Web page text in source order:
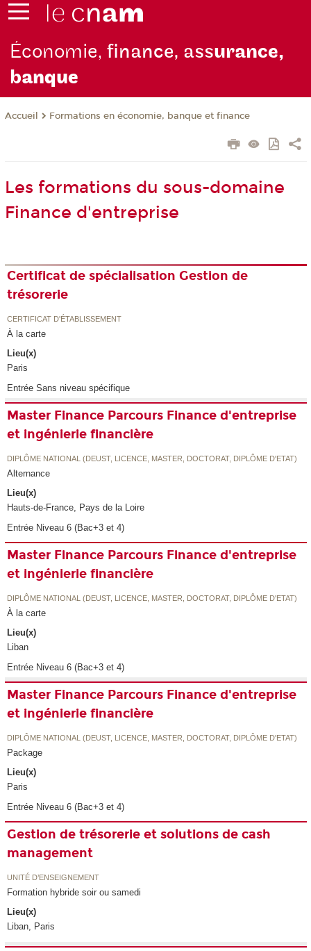
Économie,finance, assurance,
banque
Accueil Formations en économie, banque et finance
Les formations du sous-domaine
Finance d'entreprise
Certificat de spécialisation Gestion de
trésorerie
CERTIFICAT D'ÉTABLISSEMENT
À la carte
Lieu(x)
Paris
Entrée Sans niveau spécifique
Master Finance Parcours Finance d'entreprise
et ingénierie financière
DIPLÔME NATIONAL (DEUST, LICENCE, MASTER, DOCTORAT, DIPLÔME D'ETAT)
Alternance
Lieu(x)
Hauts-de-France, Pays de la Loire
Entrée Niveau 6 (Bac+3 et 4)
Master Finance Parcours Finance d'entreprise
et ingénierie financière
DIPLÔME NATIONAL (DEUST, LICENCE, MASTER, DOCTORAT, DIPLÔME D'ETAT)
À la carte
Lieu(x)
Liban
Entrée Niveau 6 (Bac+3 et 4)
Master Finance Parcours Finance d'entreprise
et ingénierie financière
DIPLÔME NATIONAL (DEUST, LICENCE, MASTER, DOCTORAT, DIPLÔME D'ETAT)
Package
Lieu(x)
Paris
Entrée Niveau 6 (Bac+3 et 4)
Gestion de trésorerie et solutions de cash
management
UNITÉ D’ENSEIGNEMENT
Formation hybride soir ou samedi
Lieu(x)
Liban, Paris